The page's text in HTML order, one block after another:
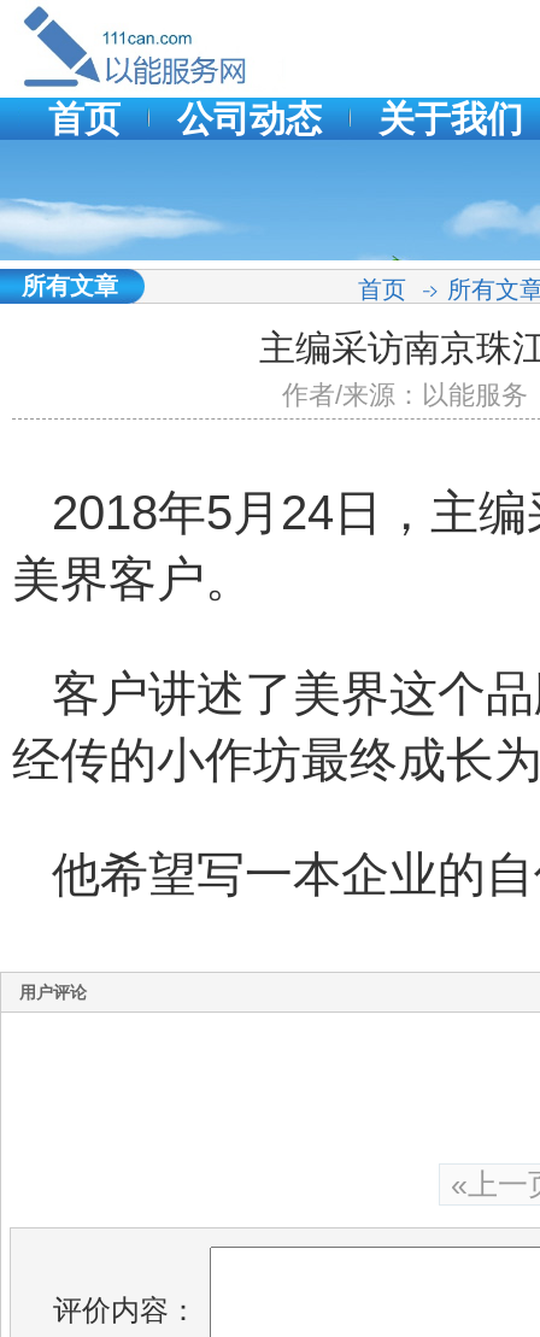
首页 公司动态 关于我们
所有文章 首页 所有文
主编采访南京珠
作者/来源：以能服
2018年5月24日，主
美界客户。
客户讲述了美界这个
经传的小作坊最终成长
他希望写一本企业的
用户评论
«上一
评价内容：